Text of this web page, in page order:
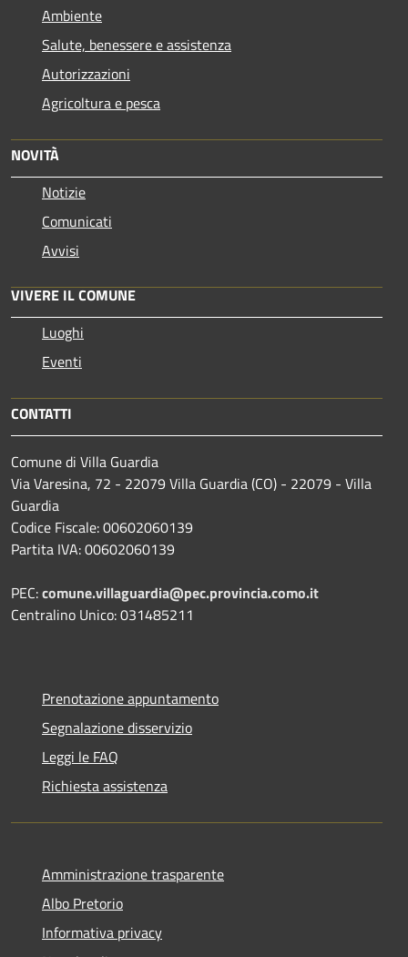
Ambiente
Salute, benessere e assistenza
Autorizzazioni
Agricoltura e pesca
NOVITÀ
Notizie
Comunicati
Avvisi
VIVERE IL COMUNE
Luoghi
Eventi
CONTATTI
Comune di Villa Guardia
Via Varesina, 72 - 22079 Villa Guardia (CO) - 22079 - Villa
Guardia
Codice Fiscale: 00602060139
Partita IVA: 00602060139
PEC:comune.villaguardia@pec.provincia.como.it
Centralino Unico: 031485211
Prenotazione appuntamento
Segnalazione disservizio
Leggi le FAQ
Richiesta assistenza
Amministrazione trasparente
Albo Pretorio
Informativa privacy